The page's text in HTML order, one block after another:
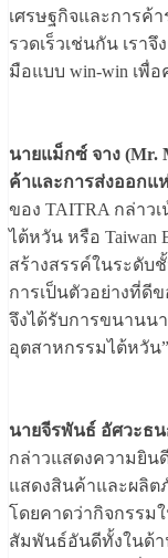
เศรษฐกิจและการค้
รวดเร็วเช่นกัน เรา
มือแบบ win-win เ
นายแม็กซ์ จาง (Mr.
ค้าและการส่งออกแ
ของ TAITRA กล่าว
ไต้หวัน หรือ Taiwan
สร้างสรรค์ในระดับ
การเป็นตัวอย่างที่ดี
จึงได้รับการขนานนา
อุตสาหกรรมไต้หวัน”
นายจีรพันธ์ อัศวะธ
กล่าวแสดงความยิ
แสดงสินค้าและผลิต
โดยคาดว่ากิจกรรม
สัมพันธ์อันดีทั้งในด้า